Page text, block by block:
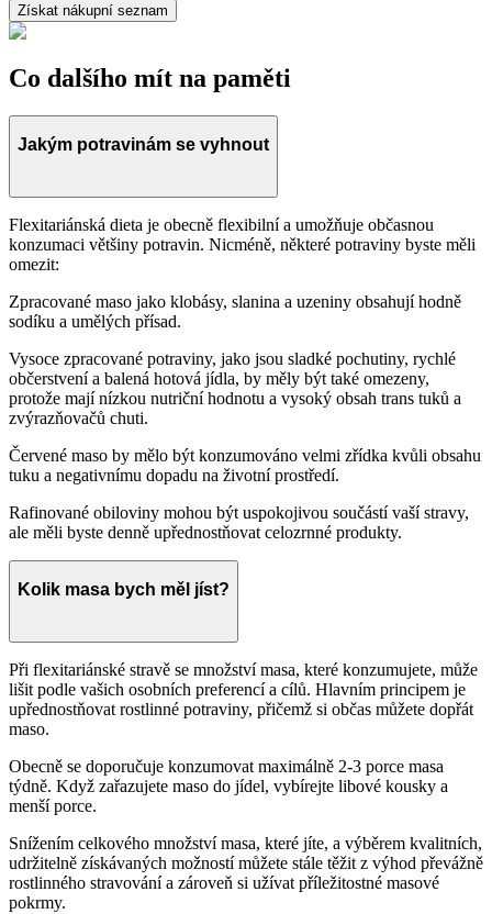
Získat nákupní seznam
Co dalšího mít na paměti
Jakým potravinám se vyhnout
Flexitariánská dieta je obecně flexibilní a umožňuje občasnou
konzumaci většiny potravin. Nicméně, některé potraviny byste měli
omezit:
Zpracované maso jako klobásy, slanina a uzeniny obsahují hodně
sodíku a umělých přísad.
Vysoce zpracované potraviny, jako jsou sladké pochutiny, rychlé
občerstvení a balená hotová jídla, by měly být také omezeny,
protože mají nízkou nutriční hodnotu a vysoký obsah trans tuků a
zvýrazňovačů chuti.
Červené maso by mělo být konzumováno velmi zřídka kvůli obsahu
tuku a negativnímu dopadu na životní prostředí.
Rafinované obiloviny mohou být uspokojivou součástí vaší stravy,
ale měli byste denně upřednostňovat celozrnné produkty.
Kolik masa bych měl jíst?
Při flexitariánské stravě se množství masa, které konzumujete, může
lišit podle vašich osobních preferencí a cílů. Hlavním principem je
upřednostňovat rostlinné potraviny, přičemž si občas můžete dopřát
maso.
Obecně se doporučuje konzumovat maximálně 2-3 porce masa
týdně. Když zařazujete maso do jídel, vybírejte libové kousky a
menší porce.
Snížením celkového množství masa, které jíte, a výběrem kvalitních,
udržitelně získávaných možností můžete stále těžit z výhod převážně
rostlinného stravování a zároveň si užívat příležitostné masové
pokrmy.